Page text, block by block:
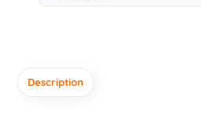
Description